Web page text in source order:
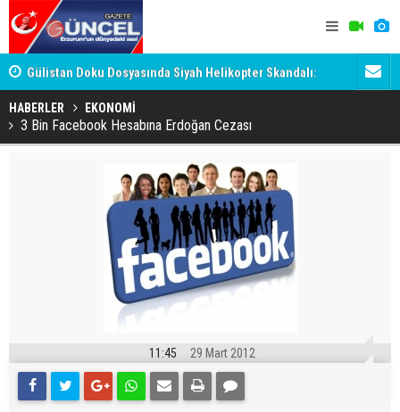
Gülistan Doku Dosyasında Siyah Helikopter Skandalı:
Tutuklanan 'Hayırsever', Valiyi Geçemedi!
Ömer
HABERLER EKONOMİ
3 Bin Facebook Hesabına Erdoğan Cezası
11:45 29 Mart 2012